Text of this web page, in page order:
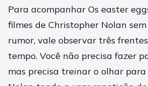
Para acompanhar Os easter
filmes de Christopher Nolan
rumor, vale observar três
tempo. Você não precisa fazer
mas precisa treinar o olhar para